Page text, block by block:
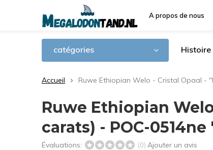
A propos de nous
catégories Histoire
Accueil Ruwe Ethiopian Welo - Cristal Opaal -
Ruwe Ethiopian
carats) - POC-0514ne
Évaluations: (0) Ajouter un avis